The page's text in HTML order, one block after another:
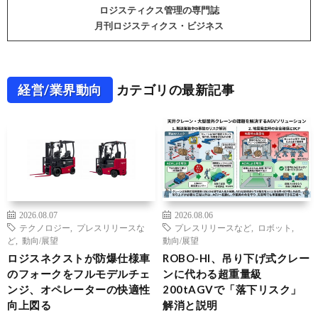
ロジスティクス管理の専門誌
月刊ロジスティクス・ビジネス
経営/業界動向 カテゴリの最新記事
2026.08.07
テクノロジー
プレスリリースな
ど
動向/展望
ロジスネクストが防爆仕様車
のフォークをフルモデルチェ
ンジ、オペレーターの快適性
向上図る
2026.08.06
プレスリリースなど
ロボット
動向/展望
ROBO-HI、吊り下げ式クレー
ンに代わる超重量級
200tAGVで「落下リスク」
解消と説明